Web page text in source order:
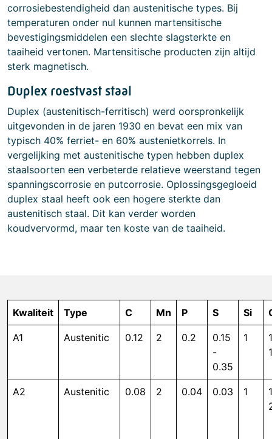
corrosiebestendigheid dan austenitische types. Bij
temperaturen onder nul kunnen martensitische
bevestigingsmiddelen een slechte slagsterkte en
taaiheid vertonen. Martensitische producten zijn altijd
sterk magnetisch.
Duplex roestvast staal
Duplex (austenitisch-ferritisch) werd oorspronkelijk
uitgevonden in de jaren 1930 en bevat een mix van
typisch 40% ferriet- en 60% austenietkorrels. In
vergelijking met austenitische typen hebben duplex
staalsoorten een verbeterde relatieve weerstand tegen
spanningscorrosie en putcorrosie. Oplossingsgegloeid
duplex staal heeft ook een hogere sterkte dan
austenitisch staal. Dit kan verder worden
koudvervormd, maar ten koste van de taaiheid.
Kwaliteit Type C Mn P S Si
A1 Austenitic 0.12 2 0.2
0.15
-
0.35
1
A2 Austenitic 0.08 2 0.04 0.03 1